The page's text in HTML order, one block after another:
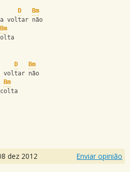
D
Bm
voltar não
Bm
D
Bm
voltar não
Bm
dez 2012 Enviar opinião